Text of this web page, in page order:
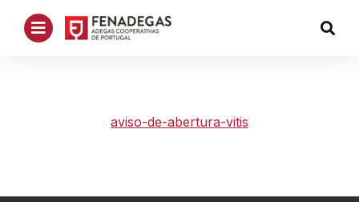
aviso-de-abertura-vitis